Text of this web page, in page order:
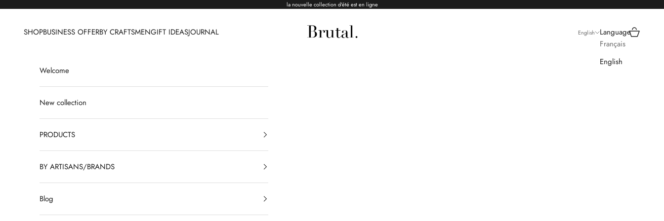
la nouvelle collection d'été est en ligne
Brutal Ceramics
SHOPBUSINESS OFFERBY CRAFTSMENGIFT IDEASJOURNAL English
Language
Français
English
Search
Cart
Welcome
New collection
PRODUCTS
BY ARTISANS/BRANDS
Blog